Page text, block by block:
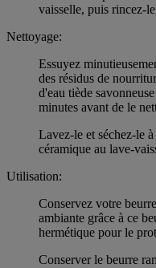
vaisselle, puis rincez-
Nettoyage:
Essuyez
des résidus de
d'eau tiède
minutes avant de le
Lavez-le et séchez-le
céramique au lave-
Utilisation:
Conservez votre
ambiante grâce à ce
hermétique pour le
Conserver le beurre